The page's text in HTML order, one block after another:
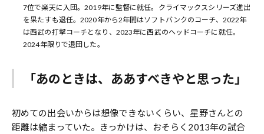
7位で楽天に入団。2019年に監督に就任。クライマックスシリーズ進出
を果たすも退任。2020年から2年間はソフトバンクのコーチ、2022年
は西武の打撃コーチとなり、2023年に西武のヘッドコーチに就任。
2024年限りで退団した。
「あのときは、ああすべきやと思った」
初めての出会いからは想像できないくらい、星野さんとの
距離は縮まっていた。きっかけは、おそらく2013年の試合